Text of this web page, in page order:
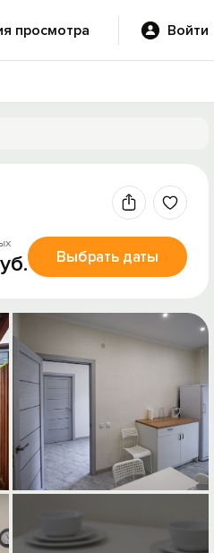
просмотра Войти
Выбрать даты